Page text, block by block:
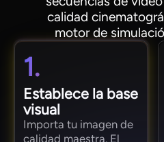
calidad
motor de
1.
Establece la base
visual
Importa tu imagen de
calidad maestra. El